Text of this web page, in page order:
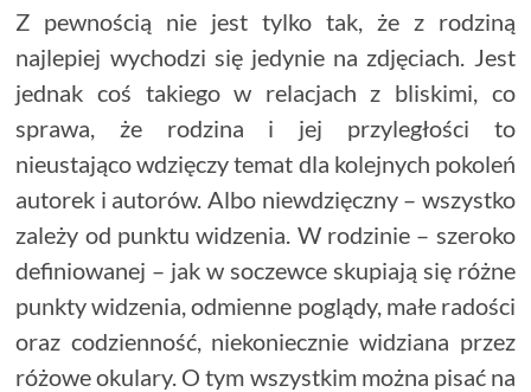
Z pewnością nie jest tylko tak, że z rodziną
najlepiej wychodzi się jedynie na zdjęciach. Jest
jednak coś takiego w relacjach z bliskimi, co
sprawa, że rodzina i jej przyległości to
nieustająco wdzięczy temat dla kolejnych pokoleń
autorek i autorów. Albo niewdzięczny – wszystko
zależy od punktu widzenia. W rodzinie – szeroko
definiowanej – jak w soczewce skupiają się różne
punkty widzenia, odmienne poglądy, małe radości
oraz codzienność, niekoniecznie widziana przez
różowe okulary. O tym wszystkim można pisać na